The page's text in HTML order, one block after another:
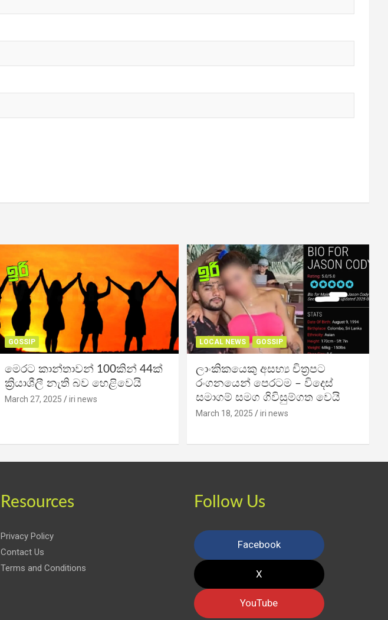
GOSSIP
මෙරට කාන්තාවන් 100කින් 44ක්
ක්‍රියාශීලී නැති බව හෙළිවෙයි
March 27, 2025 iri news
LOCAL NEWS GOSSIP
ලාංකිකයෙකු අසභ්‍ය චිත්‍රපට
රංගනයෙන් පෙරටම – විදෙස්
සමාගම් සමග ගිවිසුම්ගත වෙයි
March 18, 2025 iri news
Resources
Privacy Policy
Contact Us
Terms and Conditions
Follow Us
Facebook
X
YouTube